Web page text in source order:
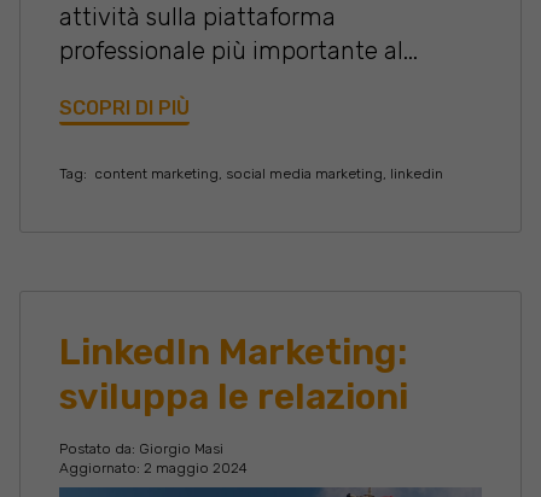
attività sulla piattaforma
professionale più importante al...
SCOPRI DI PIÙ
Tag: content marketing social media marketing linkedin
LinkedIn Marketing:
sviluppa le relazioni
Postato da: Giorgio Masi
Aggiornato: 2 maggio 2024